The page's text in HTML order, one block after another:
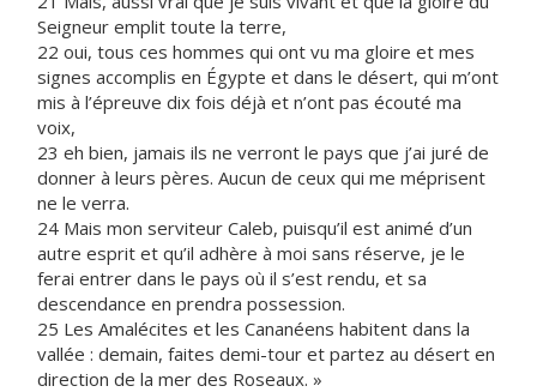
Seigneur emplit toute la terre,
22 oui, tous ces hommes qui ont vu ma gloire et mes
signes accomplis en Égypte et dans le désert, qui m’ont
mis à l’épreuve dix fois déjà et n’ont pas écouté ma
voix,
23 eh bien, jamais ils ne verront le pays que j’ai juré de
donner à leurs pères. Aucun de ceux qui me méprisent
ne le verra.
24 Mais mon serviteur Caleb, puisqu’il est animé d’un
autre esprit et qu’il adhère à moi sans réserve, je le
ferai entrer dans le pays où il s’est rendu, et sa
descendance en prendra possession.
25 Les Amalécites et les Cananéens habitent dans la
vallée : demain, faites demi-tour et partez au désert en
direction de la mer des Roseaux. »